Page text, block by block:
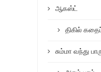
ஆகஸ்ட்
திகில்
சும்மா வந்து